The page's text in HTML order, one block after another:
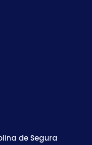
de Segura